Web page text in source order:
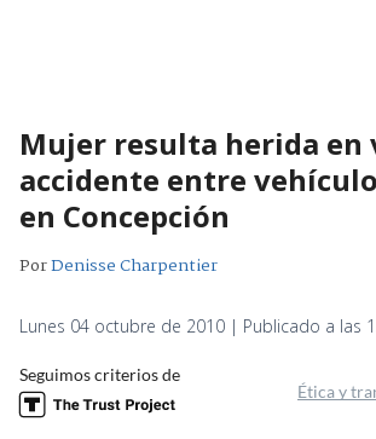
Mujer resulta herida en
accidente entre
en Concepción
PorDenisse Charpentier
Lunes 04 octubre de 2010 | Publicado a las
Seguimos criterios de
Ética y